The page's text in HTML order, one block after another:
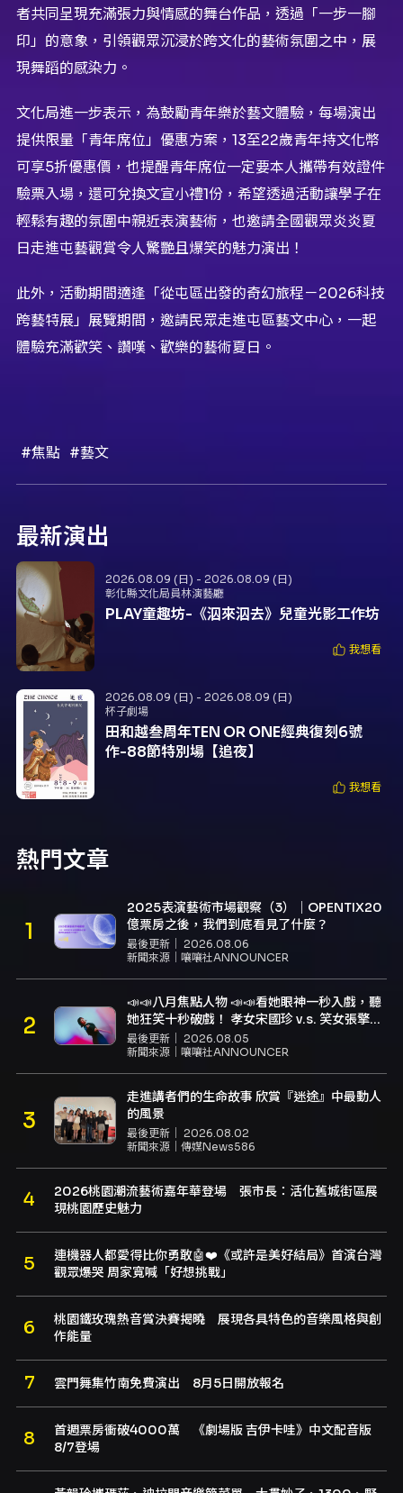
者共同呈現充滿張力與情感的舞台作品，透過「一步一腳
印」的意象，引領觀眾沉浸於跨文化的藝術氛圍之中，展
現舞蹈的感染力。
文化局進一步表示，為鼓勵青年樂於藝文體驗，每場演出
提供限量「青年席位」優惠方案，13至22歲青年持文化幣
可享5折優惠價，也提醒青年席位一定要本人攜帶有效證件
驗票入場，還可兌換文宣小禮1份，希望透過活動讓學子在
輕鬆有趣的氛圍中親近表演藝術，也邀請全國觀眾炎炎夏
日走進屯藝觀賞令人驚艷且爆笑的魅力演出！
此外，活動期間適逢「從屯區出發的奇幻旅程－2026科技
跨藝特展」展覽期間，邀請民眾走進屯區藝文中心，一起
體驗充滿歡笑、讚嘆、歡樂的藝術夏日。
#焦點 #藝文
最新演出
2026.08.09 (日) - 2026.08.09 (日)
彰化縣文化局員林演藝廳
PLAY童趣坊-《泅來泅去》兒童光影工作坊
我想看
2026.08.09 (日) - 2026.08.09 (日)
杯子劇場
田和越叁周年TEN OR ONE經典復刻6號
作-88節特別場【追夜】
我想看
熱門文章
2025表演藝術市場觀察（3）｜OPENTIX20
億票房之後，我們到底看見了什麼？
最後更新｜ 2026.08.06
新聞來源｜ 嚷嚷社ANNOUNCER
📣📣八月焦點人物 📣📣看她眼神一秒入戲，聽
她狂笑十秒破戲！ 孝女宋國珍 v.s. 笑女張擎
佳：本是同根生，相約壓車別太急
最後更新｜ 2026.08.05
新聞來源｜ 嚷嚷社ANNOUNCER
走進講者們的生命故事 欣賞『迷途』中最動人
的風景
最後更新｜ 2026.08.02
新聞來源｜ 傳媒News586
2026桃園潮流藝術嘉年華登場 張市長：活化舊城街區展
現桃園歷史魅力
連機器人都愛得比你勇敢🤖❤️《或許是美好結局》首演台灣
觀眾爆哭 周家寬喊「好想挑戰」
桃園鐵玫瑰熱音賞決賽揭曉 展現各具特色的音樂風格與創
作能量
雲門舞集竹南免費演出 8月5日開放報名
首週票房衝破4000萬 《劇場版 吉伊卡哇》中文配音版
8/7登場